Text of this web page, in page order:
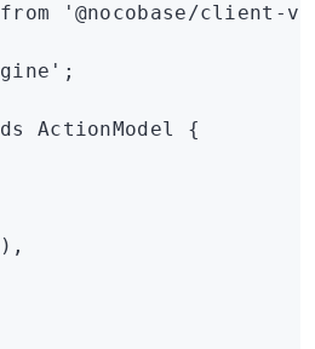
from '@nocobase/client-v2'
;
ActionModel
{
) ,